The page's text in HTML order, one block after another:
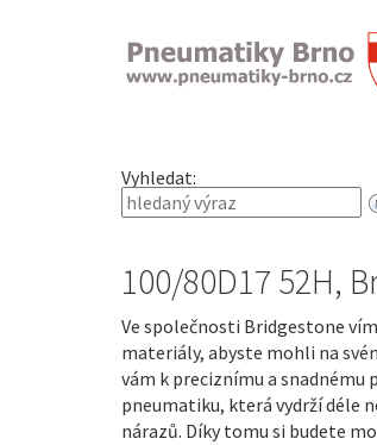
Vyhledat:
100/80D17 52H,
Ve společnosti Bridgestone
materiály, abyste mohli na
vám k preciznímu a
pneumatiku, která vydrží déle
nárazů. Díky tomu si budete